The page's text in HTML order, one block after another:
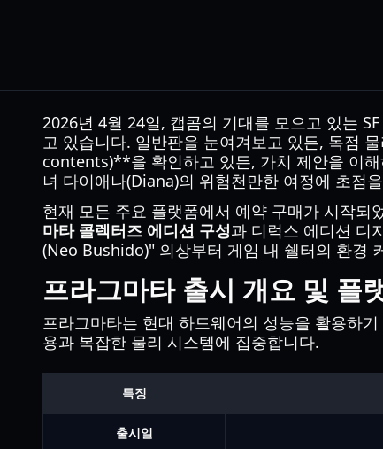
2026년 4월 24일, 캡콤의 기대를 모으고 있는
고 있습니다. 일반판을 눈여겨보고 있든, 독점
contents)**을 확인하고 있든, 가치 제안을 이
녀 다이애나(Diana)의 위험천만한 여정에 초점
현재 모든 주요 플랫폼에서 예약 구매가 시작
마타 콜렉터즈 에디션 구성과 디럭스 에디션 디
(Neo Bushido)" 의상부터 게임 내 쉘터의 환경
프라그마타 출시 개요 및 플
프라그마타는 현대 하드웨어의 성능을 활용하
용과 복잡한 물리 시스템에 집중합니다.
특징
출시일